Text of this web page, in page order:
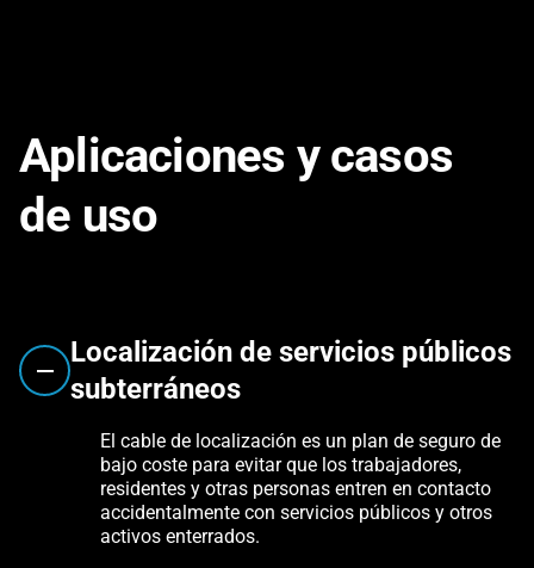
Aplicaciones y casos
de uso
Localización de servicios públicos
subterráneos
El cable de localización es un plan de seguro de
bajo coste para evitar que los trabajadores,
residentes y otras personas entren en contacto
accidentalmente con servicios públicos y otros
activos enterrados.